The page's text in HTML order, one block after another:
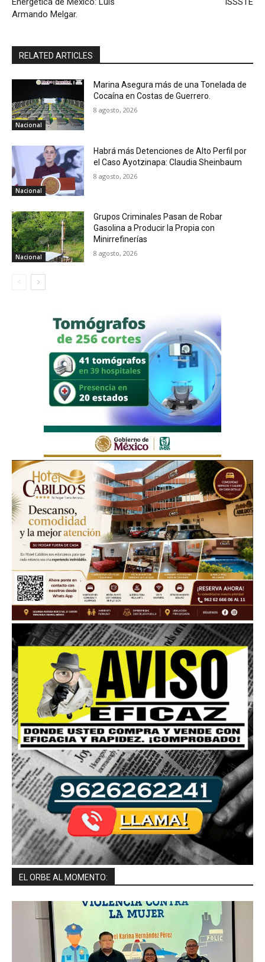
Armando Melgar.
RELATED ARTICLES
Nacional
Marina Asegura más de una Tonelada de
Cocaína en Costas de Guerrero.
8 agosto, 2026
Nacional
Habrá más Detenciones de Alto Perfil por
el Caso Ayotzinapa: Claudia Sheinbaum
8 agosto, 2026
Nacional
Grupos Criminales Pasan de Robar
Gasolina a Producir la Propia con
Minirrefinerías
8 agosto, 2026
EL ORBE AL MOMENTO: